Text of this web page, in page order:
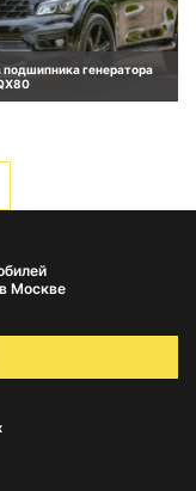
генератора
Москве